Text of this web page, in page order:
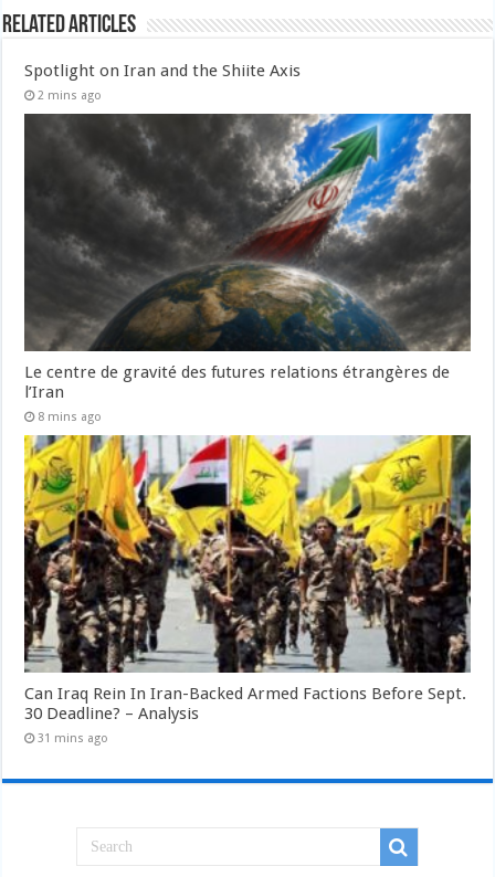
Related Articles
Spotlight on Iran and the Shiite Axis
2 mins ago
Le centre de gravité des futures relations étrangères de
l’Iran
8 mins ago
Can Iraq Rein In Iran-Backed Armed Factions Before Sept.
30 Deadline? – Analysis
31 mins ago